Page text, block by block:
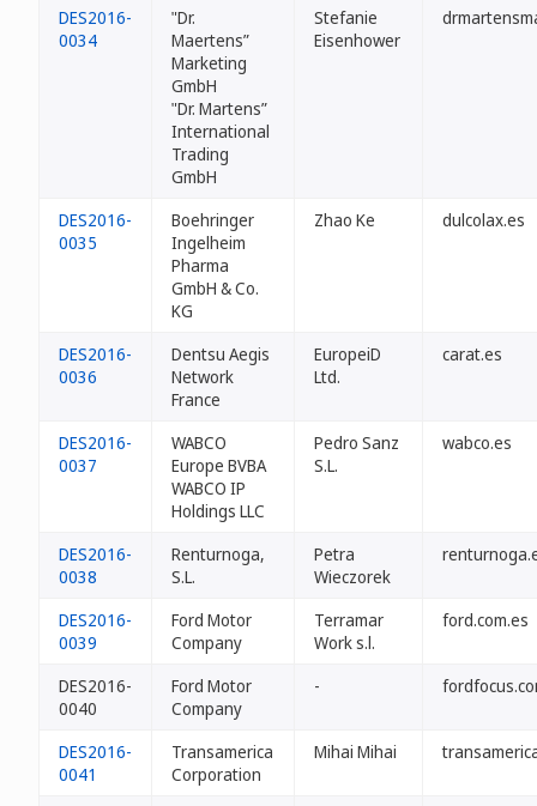
DES2016-
0034
"Dr.
Maertens”
Marketing
GmbH
"Dr. Martens”
International
Trading
GmbH
Stefanie
Eisenhower
DES2016-
0035
Boehringer
Ingelheim
Pharma
GmbH & Co.
KG
Zhao Ke dulcolax.es
DES2016-
0036
Dentsu Aegis
Network
France
EuropeiD
Ltd.
carat.es
DES2016-
0037
WABCO
Europe BVBA
WABCO IP
Holdings LLC
Pedro Sanz
S.L.
wabco.es
DES2016-
0038
Renturnoga,
S.L.
Petra
Wieczorek
DES2016-
0039
Ford Motor
Company
Terramar
Work s.l.
ford.com.es
DES2016-
0040
Ford Motor
Company
-
DES2016-
0041
Transamerica
Corporation
Mihai Mihai